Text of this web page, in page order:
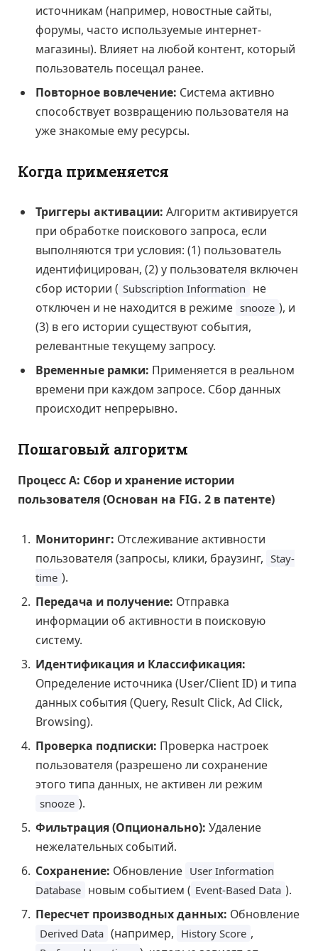
источникам (например, новостные сайты,
форумы, часто используемые интернет-
магазины). Влияет на любой контент, который
пользователь посещал ранее.
Повторное вовлечение: Система активно
способствует возвращению пользователя на
уже знакомые ему ресурсы.
Когда применяется
Триггеры активации: Алгоритм активируется
при обработке поискового запроса, если
выполняются три условия: (1) пользователь
идентифицирован, (2) у пользователя включен
сбор истории ( Subscription Information не
отключен и не находится в режиме snooze ), и
(3) в его истории существуют события,
релевантные текущему запросу.
Временные рамки: Применяется в реальном
времени при каждом запросе. Сбор данных
происходит непрерывно.
Пошаговый алгоритм
Процесс А: Сбор и хранение истории
пользователя (Основан на FIG. 2 в патенте)
Мониторинг: Отслеживание активности
пользователя (запросы, клики, браузинг, Stay-
time ).
Передача и получение: Отправка
информации об активности в поисковую
систему.
Идентификация и Классификация:
Определение источника (User/Client ID) и типа
данных события (Query, Result Click, Ad Click,
Browsing).
Проверка подписки: Проверка настроек
пользователя (разрешено ли сохранение
этого типа данных, не активен ли режим
snooze ).
Фильтрация (Опционально): Удаление
нежелательных событий.
Сохранение: Обновление User Information
Database новым событием ( Event-Based Data ).
Пересчет производных данных: Обновление
Derived Data (например, History Score ,